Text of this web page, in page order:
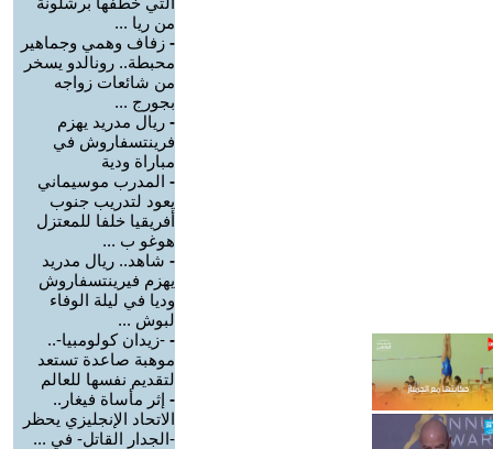
من ريا ...
- زفاف وهمي وجماهير
محبطة.. رونالدو يسخر
من شائعات زواجه
بجورج ...
- ريال مدريد يهزم
فرينتسفاروش في
مباراة ودية
- المدرب موسيماني
يعود لتدريب جنوب
أفريقيا خلفا للمعتزل
هوغو ب ...
- شاهد.. ريال مدريد
يهزم فيرينتسفاروش
وديا في ليلة الوفاء
لبوش ...
- -زيدان كولومبيا-..
موهبة صاعدة تستعد
لتقديم نفسها للعالم
- إثر مأساة فيغار..
الاتحاد الإنجليزي يحظر
-الجدار القاتل- في ...